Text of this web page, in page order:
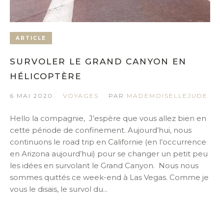
ARTICLE
SURVOLER LE GRAND CANYON EN
HÉLICOPTÈRE
6 MAI 2020 VOYAGES PAR MADEMOISELLEJUDE
Hello la compagnie, J’espère que vous allez bien en
cette période de confinement. Aujourd’hui, nous
continuons le road trip en Californie (en l’occurrence
en Arizona aujourd’hui) pour se changer un petit peu
les idées en survolant le Grand Canyon. Nous nous
sommes quittés ce week-end à Las Vegas. Comme je
vous le disais, le survol du...